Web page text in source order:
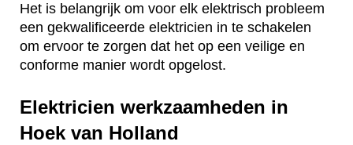
Het is belangrijk om voor elk elektrisch probleem
een gekwalificeerde elektricien in te schakelen
om ervoor te zorgen dat het op een veilige en
conforme manier wordt opgelost.
Elektricien werkzaamheden in
Hoek van Holland